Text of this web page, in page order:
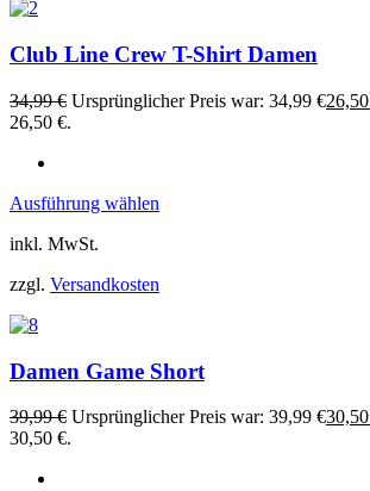
Club Line Crew T-Shirt Damen
34,99€ Ursprünglicher Preis war: 34,99 €26,50
26,50 €.
Ausführung wählen
inkl. MwSt.
zzgl. Versandkosten
Damen Game Short
39,99€ Ursprünglicher Preis war: 39,99 €30,50
30,50 €.